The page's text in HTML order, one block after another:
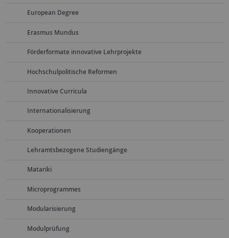
European Degree
Erasmus Mundus
Förderformate innovative Lehrprojekte
Hochschulpolitische Reformen
Innovative Curricula
Internationalisierung
Kooperationen
Lehramtsbezogene Studiengänge
Matariki
Microprogrammes
Modularisierung
Modulprüfung